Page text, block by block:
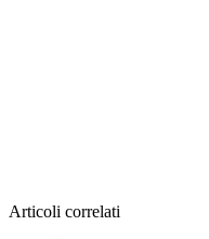
Articoli correlati